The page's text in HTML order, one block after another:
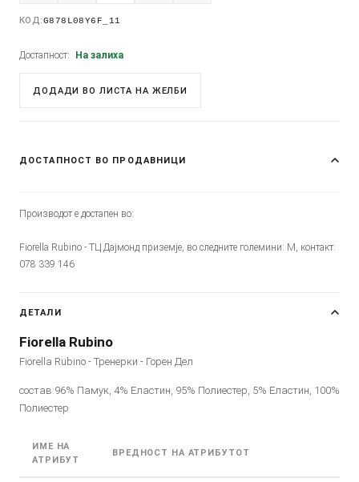
КОД:G878L08Y6F_11
Достапност: На залиха
ДОДАДИ ВО ЛИСТА НА ЖЕЛБИ
ДОСТАПНОСТ ВО ПРОДАВНИЦИ
Производот е достапен во:
Fiorella Rubino - ТЦ Дајмонд приземје, во следните големини: M, контакт:
078 339 146
ДЕТАЛИ
Fiorella Rubino
Fiorella Rubino - Тренерки - Горен Дел
состав:96% Памук, 4% Еластин, 95% Полиестер, 5% Еластин, 100%
Полиестер
ИМЕ НА
АТРИБУТ
ВРЕДНОСТ НА АТРИБУТОТ